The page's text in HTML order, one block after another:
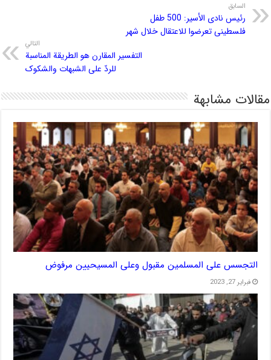
السابق
رئيس نادى الأسير: 500 طفل
فلسطينى تعرضوا للاعتقال خلال شهر
التالي
التفسیر المقارن هو الطریقة المناسبة
للردّ علی الشبهات والشکوک
مقالات مشابهة
التجسس على المسلمين مقبول وعلى المسيحيين مرفوض
فبراير 27, 2023